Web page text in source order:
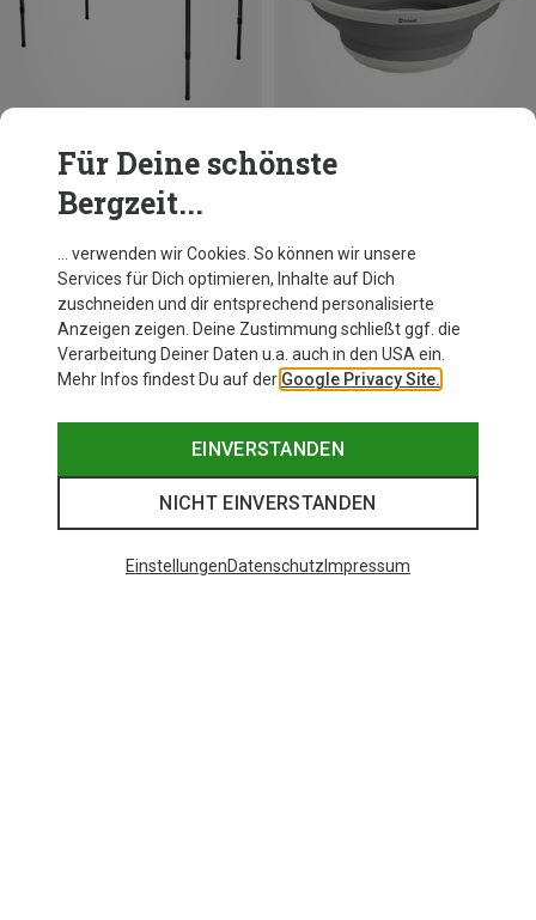
Du sparst 16%
Für Deine schönste
Bergzeit...
… verwenden wir Cookies. So können wir unsere
Services für Dich optimieren, Inhalte auf Dich
zuschneiden und dir entsprechend personalisierte
Anzeigen zeigen. Deine Zustimmung schließt ggf. die
Verarbeitung Deiner Daten u.a. auch in den USA ein.
Mehr Infos findest Du auf der Google Privacy Site.
EINVERSTANDEN
NICHT EINVERSTANDEN
EinstellungenDatenschutz Impressum